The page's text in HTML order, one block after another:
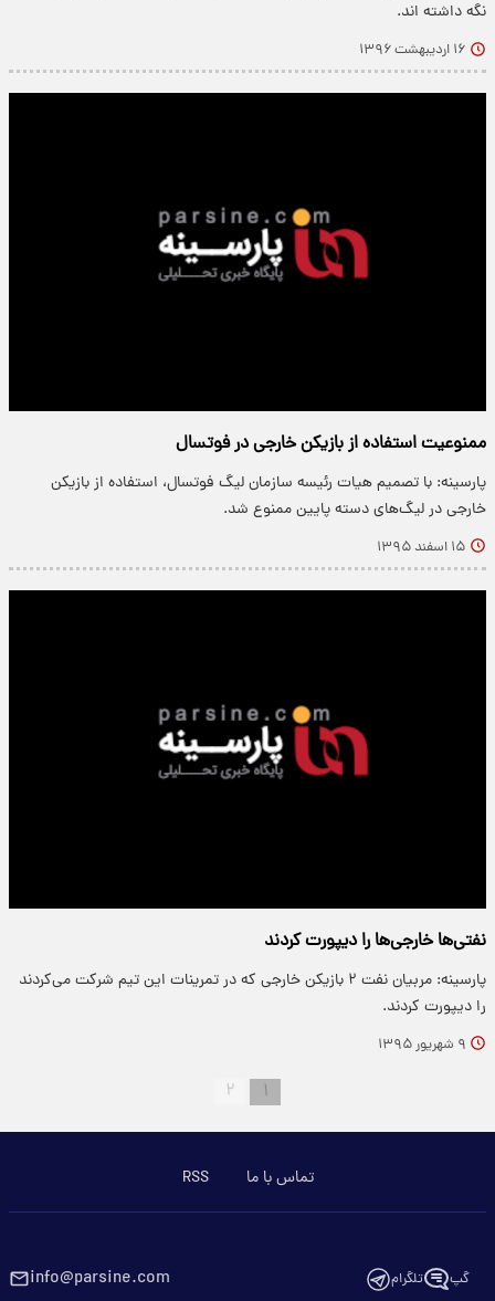
نگه داشته اند.
۱۶ اردیبهشت ۱۳۹۶
ممنوعیت استفاده از بازیکن خارجی در فوتسال
پارسینه: با تصمیم هیات رئیسه سازمان لیگ فوتسال، استفاده از بازیکن
خارجی در لیگ‌های دسته پایین ممنوع شد.
۱۵ اسفند ۱۳۹۵
نفتی‌ها خارجی‌ها را دیپورت کردند
پارسینه: مربیان نفت ۲ بازیکن خارجی که در تمرینات این تیم شرکت می‌کردند
را دیپورت کردند.
۹ شهریور ۱۳۹۵
۱ ۲
تماس با ما RSS
گپ تلگرام info@parsine.com